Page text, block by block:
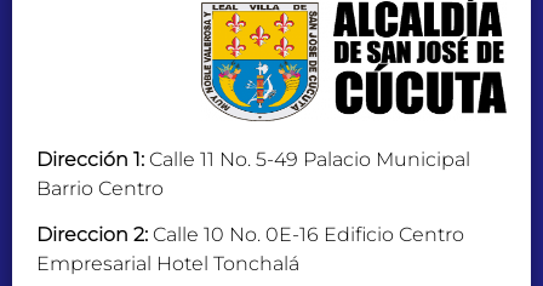
Dirección 1: Calle 11 No. 5-49 Palacio Municipal
Barrio Centro
Direccion 2: Calle 10 No. 0E-16 Edificio Centro
Empresarial Hotel Tonchalá